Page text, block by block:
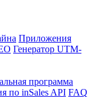
Приложения
Генератор UTM-
программа
по inSales API FAQ